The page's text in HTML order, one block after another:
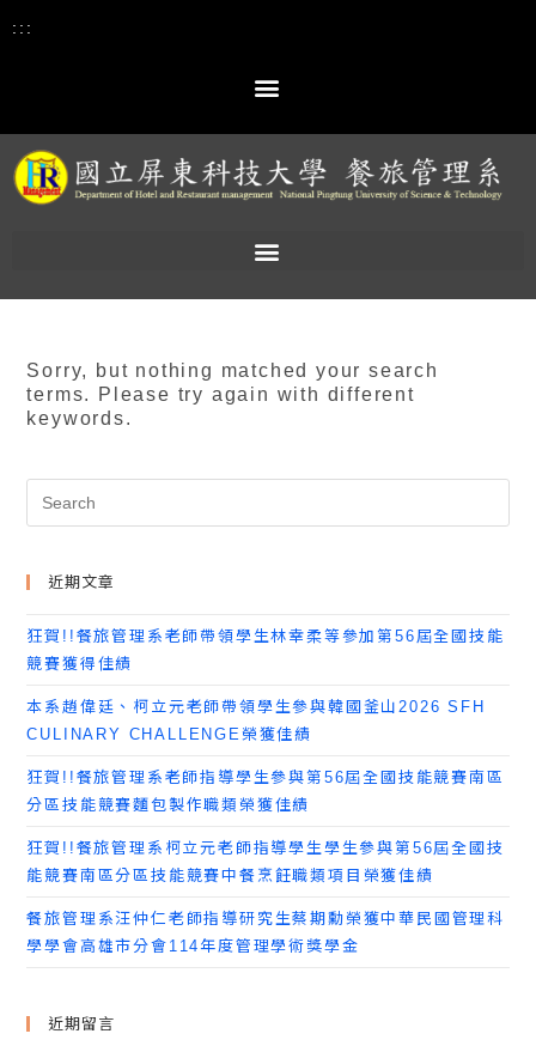
:::
Sorry, but nothing matched your search
terms. Please try again with different
keywords.
近期文章
狂賀!!餐旅管理系老師帶領學生林幸柔等參加第56屆全國技能
競賽獲得佳績
本系趙偉廷、柯立元老師帶領學生參與韓國釜山2026 SFH
CULINARY CHALLENGE榮獲佳績
狂賀!!餐旅管理系老師指導學生參與第56屆全國技能競賽南區
分區技能競賽麵包製作職類榮獲佳績
狂賀!!餐旅管理系柯立元老師指導學生學生參與第56屆全國技
能競賽南區分區技能競賽中餐烹飪職類項目榮獲佳績
餐旅管理系汪仲仁老師指導研究生蔡期勳榮獲中華民國管理科
學學會高雄市分會114年度管理學術獎學金
近期留言